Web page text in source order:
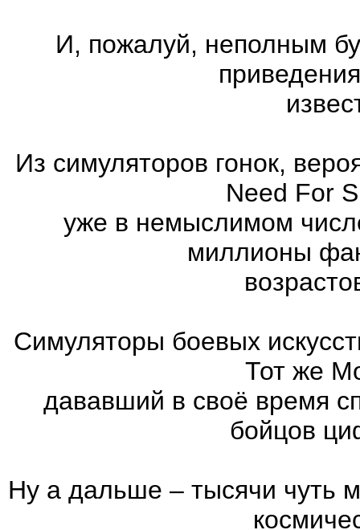
И, пожалуй, неполным
Из симуляторов гонок,
Need For
уже в немыслимом
миллионы
Симуляторы боевых
Тот же
дававший в своё время
бойцов
Ну а дальше – тысячи чуть